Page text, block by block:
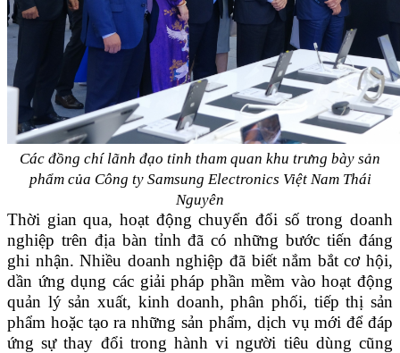
Các đồng chí lãnh đạo tỉnh tham quan khu trưng bày sản
phẩm của Công ty Samsung Electronics Việt Nam Thái
Nguyên
Thời gian qua, hoạt động chuyển đổi số trong doanh
nghiệp trên địa bàn tỉnh đã có những bước tiến đáng
ghi nhận. Nhiều doanh nghiệp đã biết nắm bắt cơ hội,
dần ứng dụng các giải pháp phần mềm vào hoạt động
quản lý sản xuất, kinh doanh, phân phối, tiếp thị sản
phẩm hoặc tạo ra những sản phẩm, dịch vụ mới để đáp
ứng sự thay đổi trong hành vi người tiêu dùng cũng